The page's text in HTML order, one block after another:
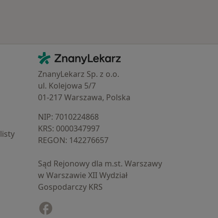
Kontakt
ZnanyLekarz - Strona główna
ZnanyLekarz Sp. z o.o.
ul. Kolejowa 5/7
01-217 Warszawa, Polska
NIP: ⁠7010224868
KRS: ⁠0000347997
REGON: ⁠142276657
Sąd Rejonowy dla m.st. Warszawy
w Warszawie XII Wydział
Gospodarczy KRS